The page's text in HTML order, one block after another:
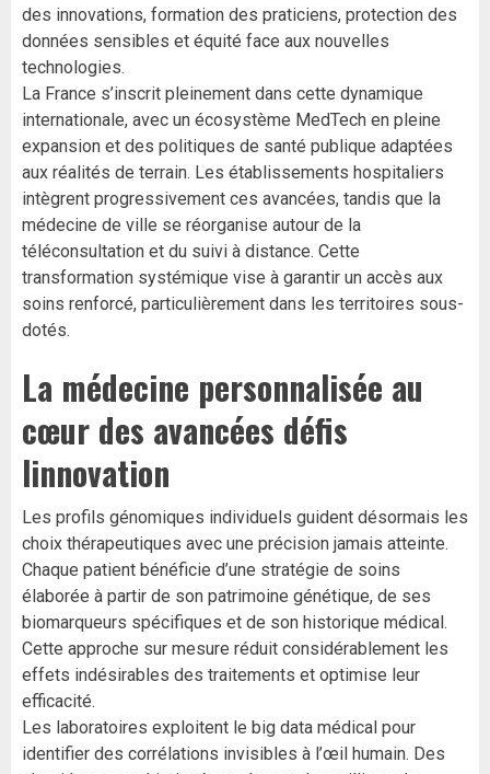
des innovations, formation des praticiens, protection des
données sensibles et équité face aux nouvelles
technologies.
La France s’inscrit pleinement dans cette dynamique
internationale, avec un écosystème MedTech en pleine
expansion et des politiques de santé publique adaptées
aux réalités de terrain. Les établissements hospitaliers
intègrent progressivement ces avancées, tandis que la
médecine de ville se réorganise autour de la
téléconsultation et du suivi à distance. Cette
transformation systémique vise à garantir un accès aux
soins renforcé, particulièrement dans les territoires sous-
dotés.
La médecine personnalisée au
cœur des avancées défis
linnovation
Les profils génomiques individuels guident désormais les
choix thérapeutiques avec une précision jamais atteinte.
Chaque patient bénéficie d’une stratégie de soins
élaborée à partir de son patrimoine génétique, de ses
biomarqueurs spécifiques et de son historique médical.
Cette approche sur mesure réduit considérablement les
effets indésirables des traitements et optimise leur
efficacité.
Les laboratoires exploitent le big data médical pour
identifier des corrélations invisibles à l’œil humain. Des